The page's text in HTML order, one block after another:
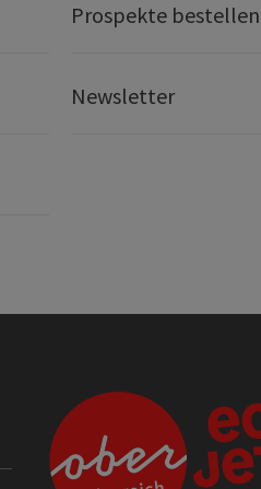
Prospekte bestellen
Newsletter